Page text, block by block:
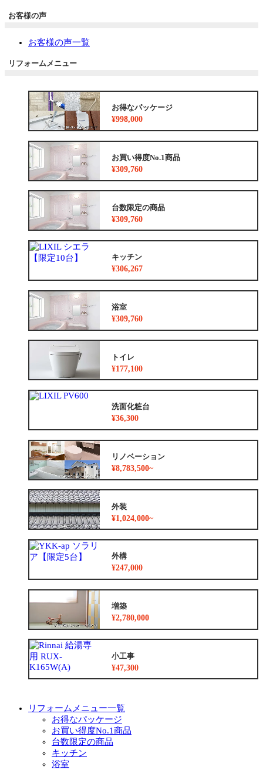
お客様の声
お客様の声一覧
リフォームメニュー
お得なパッケージ
¥998,000
お買い得度No.1商品
¥309,760
台数限定の商品
¥309,760
キッチン
¥306,267
浴室
¥309,760
トイレ
¥177,100
洗面化粧台
¥36,300
リノベーション
¥8,783,500~
外装
¥1,024,000~
外構
¥247,000
増築
¥2,780,000
小工事
¥47,300
リフォームメニュー一覧
お得なパッケージ
お買い得度No.1商品
台数限定の商品
キッチン
浴室